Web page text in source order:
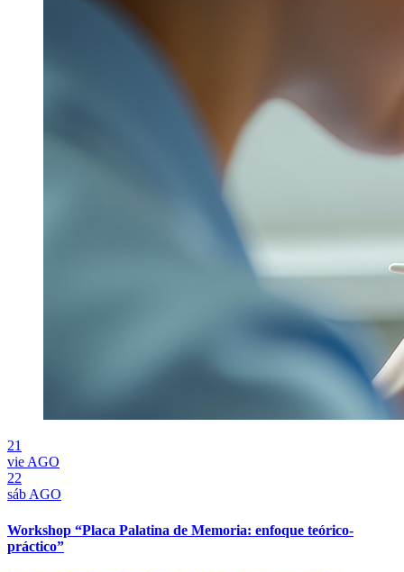
21
vie AGO
22
sáb AGO
Workshop “Placa Palatina de Memoria: enfoque teórico-
práctico”